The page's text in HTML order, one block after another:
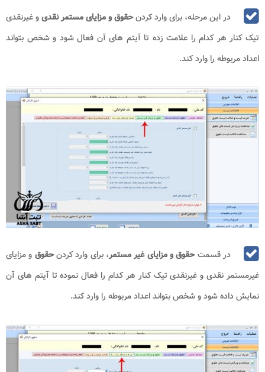
در این مرحله، برای وارد کردنحقوق و مزایای مستمر نقدیو غیرنقدی
تیک کنار هر کدام را علامت زده تا آیتم‌ های آن فعال شود و شخص بتواند
اعداد مربوطه را وارد کند.
در قسمتحقوق و مزایای غیر مستمر، برای وارد کردنحقوق و مزایای
غیرمستمر نقدی و غیرنقدی تیک کنار هر کدام را فعال نموده تا آیتم‌ های آن
نمایش داده شود و شخص بتواند اعداد مربوطه را وارد کند.